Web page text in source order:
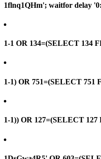
1flnq1QHm'; waitfor delay
1-1 OR 134=(SELECT 134
1-1) OR 751=(SELECT 751
1-1)) OR 127=(SELECT